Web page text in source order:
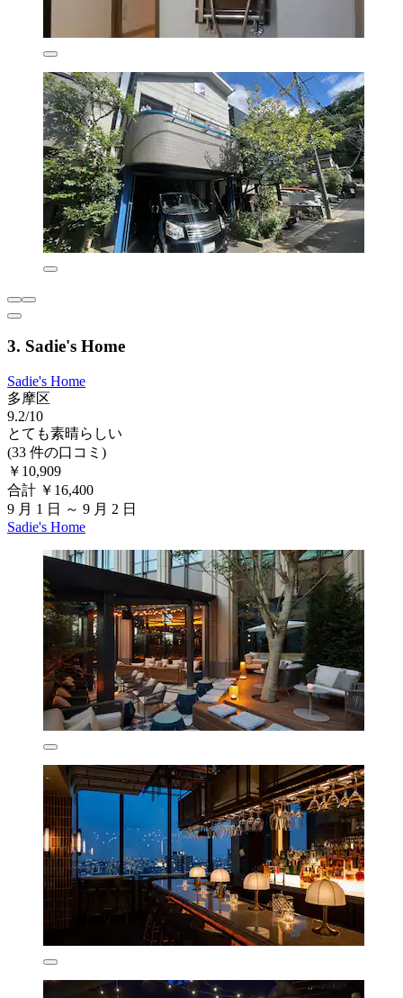
3. Sadie's Home
Sadie's Home
多摩区
9.2/10
とても素晴らしい
(33 件の口コミ)
￥10,909
合計 ￥16,400
9 月 1 日 ～ 9 月 2 日
Sadie's Home